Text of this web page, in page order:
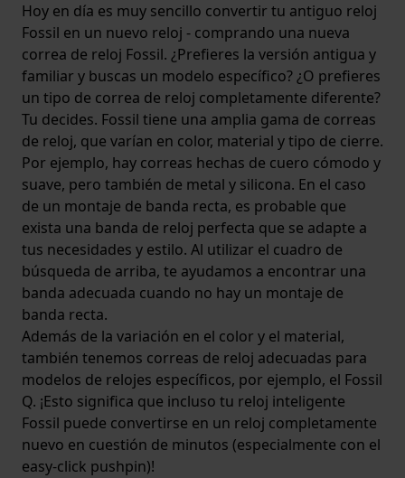
Hoy en día es muy sencillo convertir tu antiguo reloj
Fossil en un nuevo reloj - comprando una nueva
correa de reloj Fossil. ¿Prefieres la versión antigua y
familiar y buscas un modelo específico? ¿O prefieres
un tipo de correa de reloj completamente diferente?
Tu decides. Fossil tiene una amplia gama de correas
de reloj, que varían en color, material y tipo de cierre.
Por ejemplo, hay correas hechas de cuero cómodo y
suave, pero también de metal y silicona. En el caso
de un montaje de banda recta, es probable que
exista una banda de reloj perfecta que se adapte a
tus necesidades y estilo. Al utilizar el cuadro de
búsqueda de arriba, te ayudamos a encontrar una
banda adecuada cuando no hay un montaje de
banda recta.
Además de la variación en el color y el material,
también tenemos correas de reloj adecuadas para
modelos de relojes específicos, por ejemplo, el Fossil
Q. ¡Esto significa que incluso tu reloj inteligente
Fossil puede convertirse en un reloj completamente
nuevo en cuestión de minutos (especialmente con el
easy-click pushpin)!